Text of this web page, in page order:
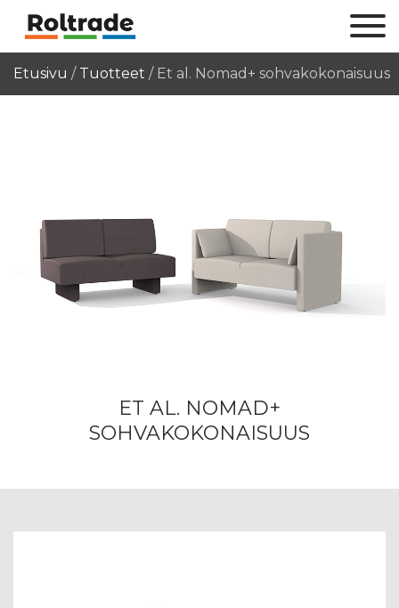
Etusivu / Tuotteet / Et al. Nomad+ sohvakokonaisuus
ET AL. NOMAD+
SOHVAKOKONAISUUS